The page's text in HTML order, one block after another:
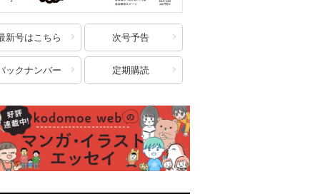
新号はこちら 次号予告
ックナンバー 定期購読